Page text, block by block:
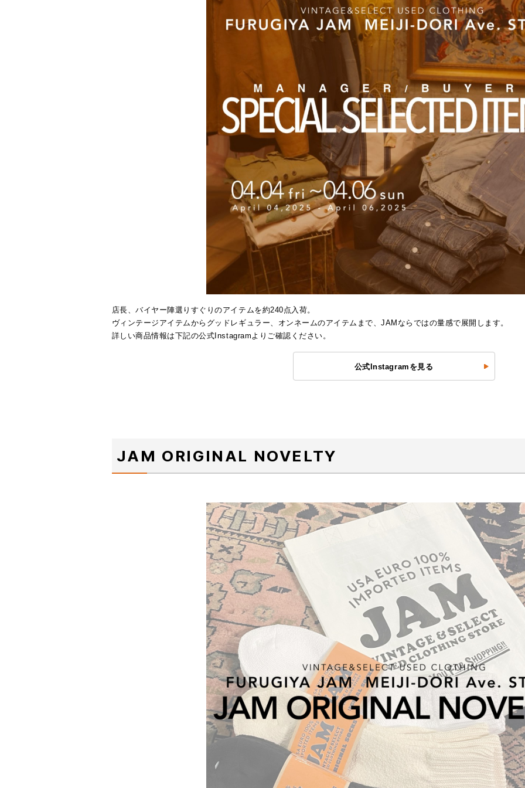
店長、バイヤー陣選りすぐりのアイテムを約240点入荷。
ヴィンテージアイテムからグッドレギュラー、オンネームのアイテムまで、JAMならではの量感で展開します。
詳しい商品情報は下記の公式Instagramよりご確認ください。
公式Instagramを見る
JAM ORIGINAL NOVELTY